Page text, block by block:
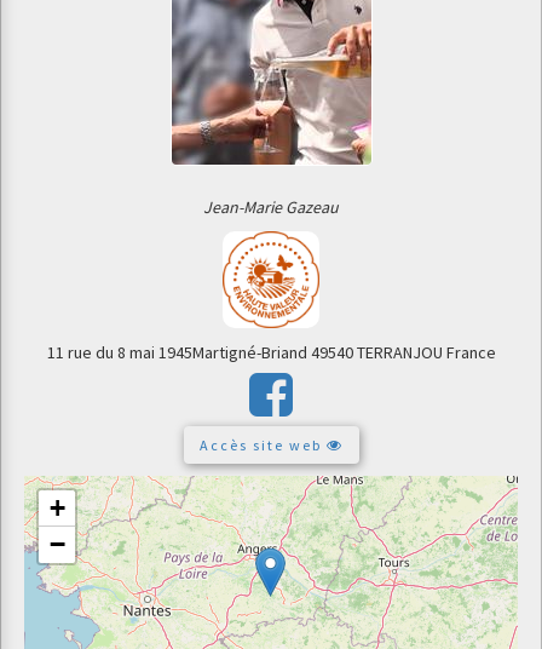
Jean-Marie Gazeau
11 rue du 8 mai 1945Martigné-Briand 49540 TERRANJOU France
Accès site web
+
−